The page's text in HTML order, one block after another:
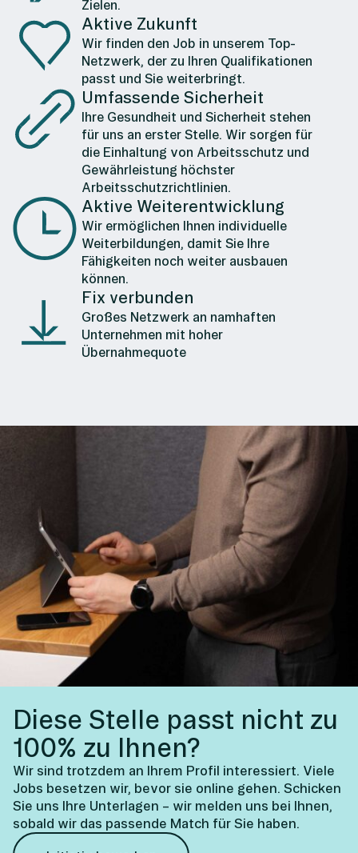
Zielen.
Aktive Zukunft
Wir finden den Job in unserem Top-
Netzwerk, der zu Ihren Qualifikationen
passt und Sie weiterbringt.
Umfassende Sicherheit
Ihre Gesundheit und Sicherheit stehen
für uns an erster Stelle. Wir sorgen für
die Einhaltung von Arbeitsschutz und
Gewährleistung höchster
Arbeitsschutzrichtlinien.
Aktive Weiterentwicklung
Wir ermöglichen Ihnen individuelle
Weiterbildungen, damit Sie Ihre
Fähigkeiten noch weiter ausbauen
können.
Fix verbunden
Großes Netzwerk an namhaften
Unternehmen mit hoher
Übernahmequote
Diese Stelle passt nicht zu
100% zu Ihnen?
Wir sind trotzdem an Ihrem Profil interessiert. Viele
Jobs besetzen wir, bevor sie online gehen. Schicken
Sie uns Ihre Unterlagen – wir melden uns bei Ihnen,
sobald wir das passende Match für Sie haben.